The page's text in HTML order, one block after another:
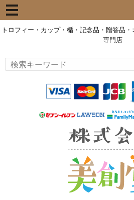
トロフィー・カップ・楯・記念品・贈答品
専門店